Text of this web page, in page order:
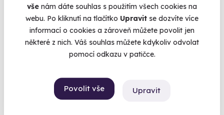
vše nám dáte souhlas s použitím všech cookies na
webu. Po kliknutí na tlačítko Upravit se dozvíte více
informací o cookies a zároveň můžete povolit jen
některé z nich. Váš souhlas můžete kdykoliv odvolat
pomocí odkazu v patičce.
Povolit vše Upravit